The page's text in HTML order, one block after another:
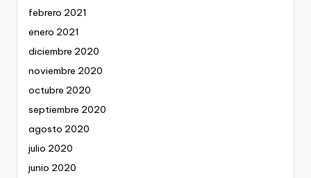
febrero 2021
enero 2021
diciembre 2020
noviembre 2020
octubre 2020
septiembre 2020
agosto 2020
julio 2020
junio 2020